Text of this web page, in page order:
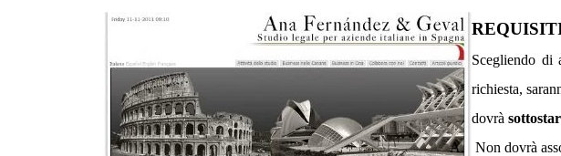
Scegliendo di
richiesta,
dovrà
A.
Non dovrà